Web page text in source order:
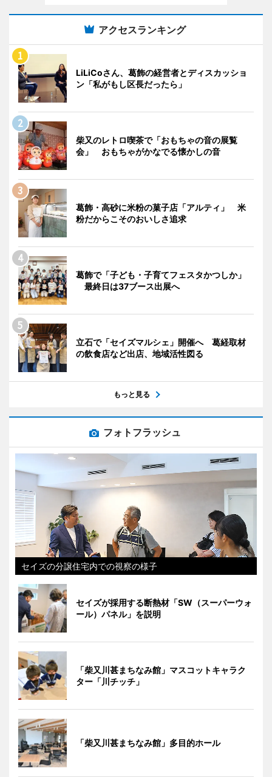
アクセスランキング
LiLiCoさん、葛飾の経営者とディスカッショ
ン「私がもし区長だったら」
柴又のレトロ喫茶で「おもちゃの音の展覧
会」 おもちゃがかなでる懐かしの音
葛飾・高砂に米粉の菓子店「アルティ」 米
粉だからこそのおいしさ追求
葛飾で「子ども・子育てフェスタかつしか」
最終日は37ブース出展へ
立石で「セイズマルシェ」開催へ 葛経取材
の飲食店など出店、地域活性図る
もっと見る
フォトフラッシュ
セイズの分譲住宅内での視察の様子
セイズが採用する断熱材「SW（スーパーウォ
ール）パネル」を説明
「柴又川甚まちなみ館」マスコットキャラク
ター「川チッチ」
「柴又川甚まちなみ館」多目的ホール